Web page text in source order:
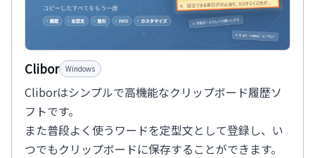
Clibor Windows
Cliborはシンプルで高機能なクリップボード履歴ソ
フトです。
また普段よく使うワードを定型文として登録し、い
つでもクリップボードに保存することができます。